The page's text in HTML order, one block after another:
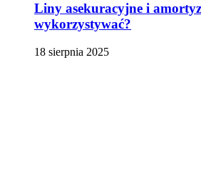
Liny asekuracyjne i
wykorzystywać?
18 sierpnia 2025